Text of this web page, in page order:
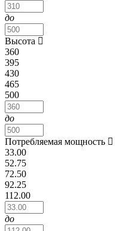
до
Высота
360
395
430
465
500
до
Потребляемая мощность
33.00
52.75
72.50
92.25
112.00
до